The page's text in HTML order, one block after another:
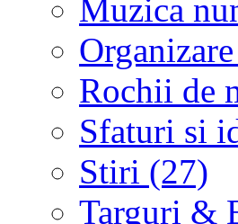
Muzica
Rochii de
Sfaturi si
Stiri (27)
Targuri &